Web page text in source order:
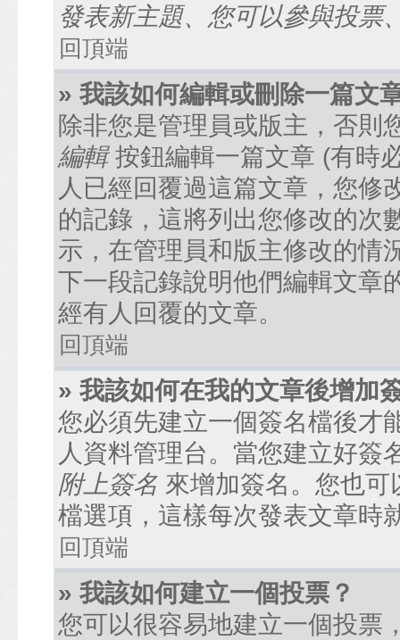
發表新主題、您可以參與投票
回頂端
» 我該如何編輯或刪除一篇文
除非您是管理員或版主，否則
編輯按鈕編輯一篇文章 (有時
人已經回覆過這篇文章，您修
的記錄，這將列出您修改的次
示，在管理員和版主修改的情
下一段記錄說明他們編輯文章
經有人回覆的文章。
回頂端
» 我該如何在我的文章後增加
您必須先建立一個簽名檔後才
人資料管理台。當您建立好簽
附上簽名 來增加簽名。您也
檔選項，這樣每次發表文章時
回頂端
» 我該如何建立一個投票？
您可以很容易地建立一個投票